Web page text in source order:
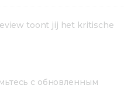
toont jij het kritische
с обновленным